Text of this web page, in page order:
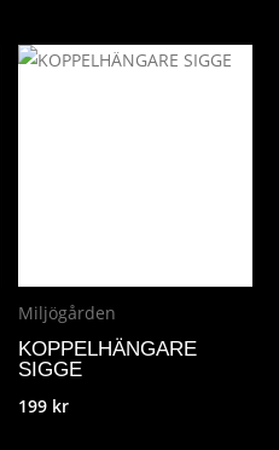
Miljögården
KOPPELHÄNGARE
SIGGE
199 kr